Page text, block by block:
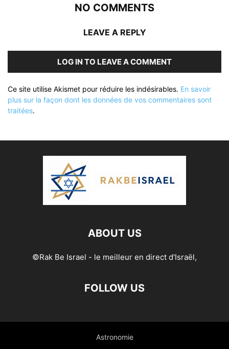
NO COMMENTS
LEAVE A REPLY
LOG IN TO LEAVE A COMMENT
Ce site utilise Akismet pour réduire les indésirables. En savoir
plus sur la façon dont les données de vos commentaires sont
traitées.
ABOUT US
©Rak Be Israel - le meilleur en direct d'Israël,
FOLLOW US
Astronomie